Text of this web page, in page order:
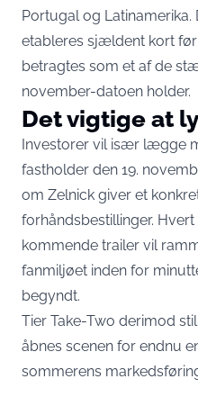
Portugal og
etableres sjældent kort
betragtes som et af de
november-datoen holder.
Det vigtige at
Investorer vil især lægge
fastholder den 19.
om Zelnick giver et
forhåndsbestillinger.
kommende trailer vil
fanmiljøet inden for
begyndt.
Tier Take-Two derimod
åbnes scenen for endnu
sommerens